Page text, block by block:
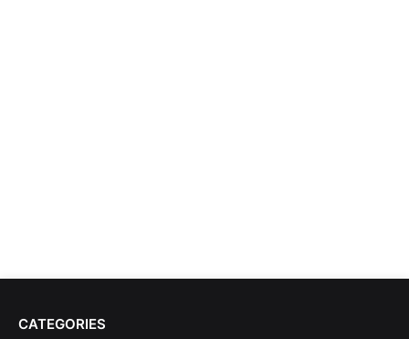
CATEGORIES